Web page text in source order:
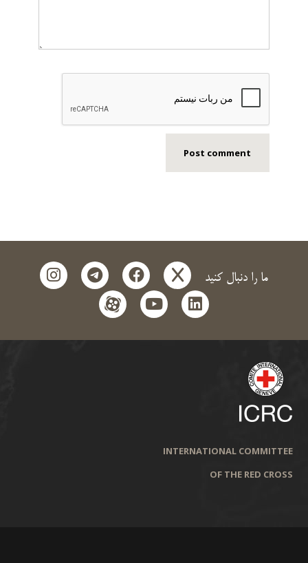
ما را دنبال کنید x
facebook
telegram
instagram
linkedin
youtube
aparat
INTERNATIONAL COMMITTEE
OF THE RED CROSS